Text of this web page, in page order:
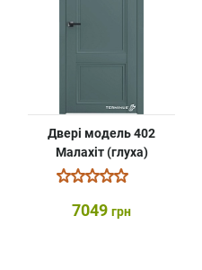
Двері модель 402
Малахіт (глуха)
7049 грн